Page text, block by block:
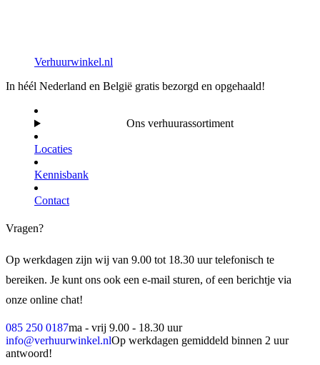
Verhuurwinkel.nl
In héél Nederland en België gratis bezorgd en opgehaald!
Ons verhuurassortiment
Locaties
Kennisbank
Contact
Vragen?
Op werkdagen zijn wij van 9.00 tot 18.30 uur telefonisch te
bereiken. Je kunt ons ook een e-mail sturen, of een berichtje via
onze online chat!
085 250 0187ma - vrij 9.00 - 18.30 uur
info@verhuurwinkel.nlOp werkdagen gemiddeld binnen 2 uur
antwoord!